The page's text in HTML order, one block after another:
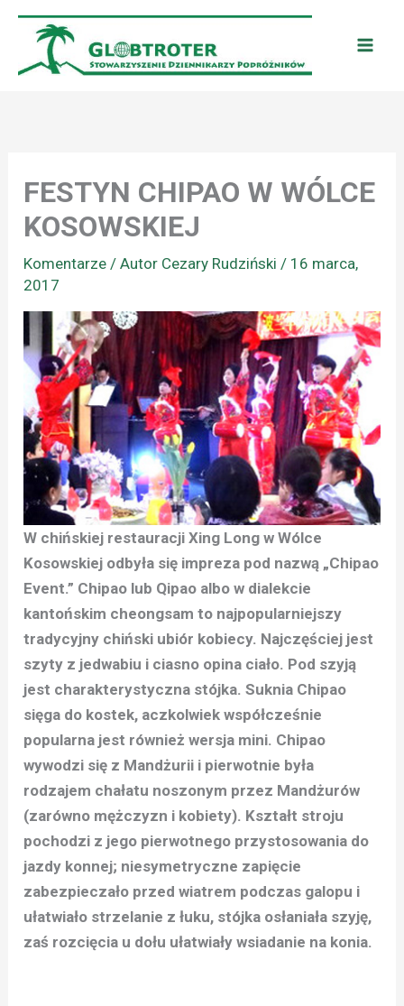
Przejdź
treści
FESTYN CHIPAO W WÓLCE
KOSOWSKIEJ
Komentarze / Autor Cezary Rudziński/ 16 marca,
2017
W chińskiej restauracji Xing Long w Wólce
Kosowskiej odbyła się impreza pod nazwą „Chipao
Event.” Chipao lub Qipao albo w dialekcie
kantońskim cheongsam to najpopularniejszy
tradycyjny chiński ubiór kobiecy. Najczęściej jest
szyty z jedwabiu i ciasno opina ciało. Pod szyją
jest charakterystyczna stójka. Suknia Chipao
sięga do kostek, aczkolwiek współcześnie
popularna jest również wersja mini. Chipao
wywodzi się z Mandżurii i pierwotnie była
rodzajem chałatu noszonym przez Mandżurów
(zarówno mężczyzn i kobiety). Kształt stroju
pochodzi z jego pierwotnego przystosowania do
jazdy konnej; niesymetryczne zapięcie
zabezpieczało przed wiatrem podczas galopu i
ułatwiało strzelanie z łuku, stójka osłaniała szyję,
zaś rozcięcia u dołu ułatwiały wsiadanie na konia.